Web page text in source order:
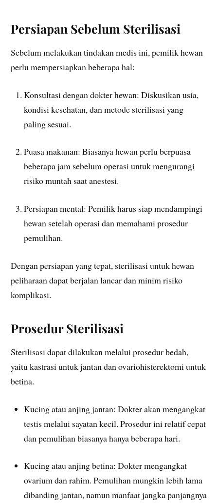
Persiapan Sebelum Sterilisasi
Sebelum melakukan tindakan medis ini, pemilik hewan
perlu mempersiapkan beberapa hal:
Konsultasi dengan dokter hewan: Diskusikan usia,
kondisi kesehatan, dan metode sterilisasi yang
paling sesuai.
Puasa makanan: Biasanya hewan perlu berpuasa
beberapa jam sebelum operasi untuk mengurangi
risiko muntah saat anestesi.
Persiapan mental: Pemilik harus siap mendampingi
hewan setelah operasi dan memahami prosedur
pemulihan.
Dengan persiapan yang tepat, sterilisasi untuk hewan
peliharaan dapat berjalan lancar dan minim risiko
komplikasi.
Prosedur Sterilisasi
Sterilisasi dapat dilakukan melalui prosedur bedah,
yaitu kastrasi untuk jantan dan ovariohisterektomi untuk
betina.
Kucing atau anjing jantan: Dokter akan mengangkat
testis melalui sayatan kecil. Prosedur ini relatif cepat
dan pemulihan biasanya hanya beberapa hari.
Kucing atau anjing betina: Dokter mengangkat
ovarium dan rahim. Pemulihan mungkin lebih lama
dibanding jantan, namun manfaat jangka panjangnya